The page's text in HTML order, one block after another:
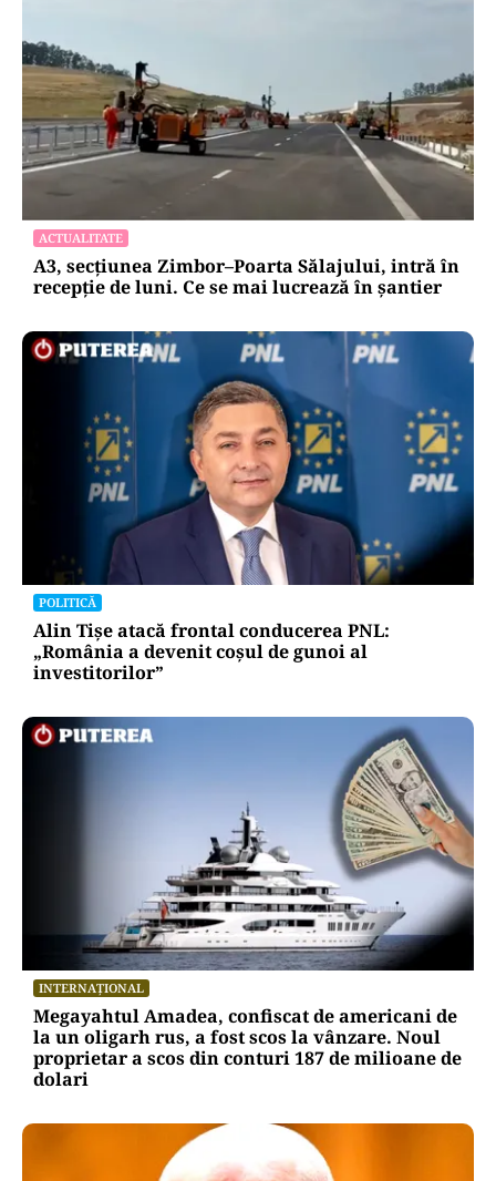
ACTUALITATE
A3, secțiunea Zimbor–Poarta Sălajului, intră în
recepție de luni. Ce se mai lucrează în șantier
POLITICĂ
Alin Tișe atacă frontal conducerea PNL:
„România a devenit coșul de gunoi al
investitorilor”
INTERNAȚIONAL
Megayahtul Amadea, confiscat de americani de
la un oligarh rus, a fost scos la vânzare. Noul
proprietar a scos din conturi 187 de milioane de
dolari